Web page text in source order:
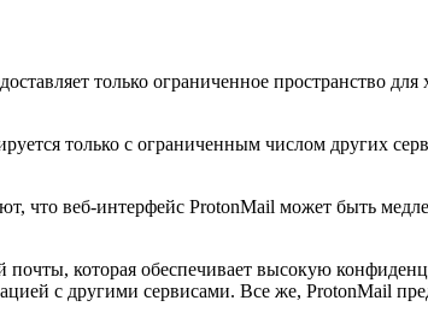
только ограниченное пространство
только с ограниченным числом других
что веб-интерфейс ProtonMail может быть
которая обеспечивает высокую
с другими сервисами. Все же, ProtonMail